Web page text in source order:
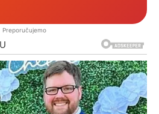
Preporučujemo